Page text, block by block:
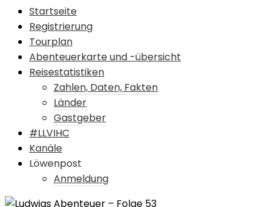
Startseite
Registrierung
Tourplan
Abenteuerkarte und -übersicht
Reisestatistiken
Zahlen, Daten, Fakten
Länder
Gastgeber
#LLVIHC
Kanäle
Löwenpost
Anmeldung